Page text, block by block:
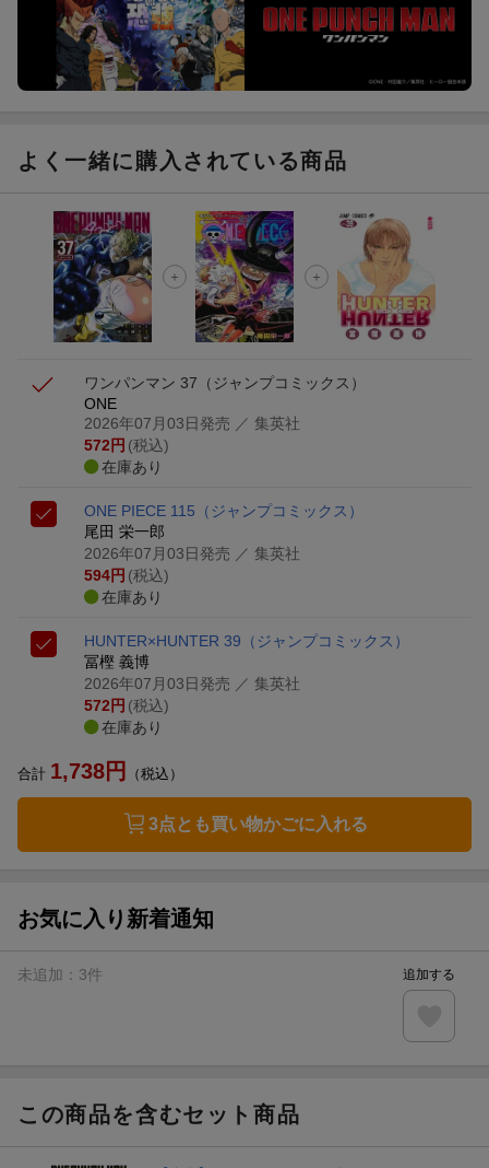
条件達成で楽天限定・宝塚歌劇 宙組貸切公演ペアチケット
が当たる
よく一緒に購入されている商品
ワンパンマン 37 （ジャンプコミックス）
ONE
2026年07月03日発売 ／ 集英社
572 円 (税込)
在庫あり
ONE PIECE 115 （ジャンプコミックス）
尾田 栄一郎
2026年07月03日発売 ／ 集英社
594円 (税込)
在庫あり
HUNTER×HUNTER 39 （ジャンプコミックス）
冨樫 義博
2026年07月03日発売 ／ 集英社
572 円 (税込)
在庫あり
合計 1,738円 （税込）
3点とも買い物かごに入れる
お気に入り新着通知
未追加： 3件 追加する
この商品を含むセット商品